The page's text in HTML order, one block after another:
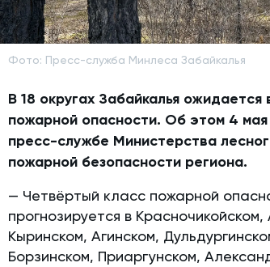
Фото: Пресс-служба Минлеса Забайкалья
В 18 округах Забайкалья ожидается
пожарной опасности. Об этом 4
пресс-службе Министерства
пожарной безопасности региона.
— Четвёртый класс пожарной
прогнозируется в
Кыринском, Агинском,
Борзинском, Приаргунском,